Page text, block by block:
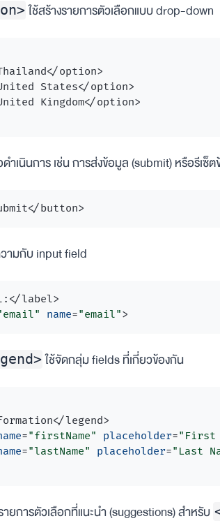
ใช้สร้างรายการตัวเลือกแบบ drop-down
</option>
States</option>
Kingdom</option>
ำเนินการ เช่น การส่งข้อมูล (submit) หรือรีเซ็
</button>
ามกับ input field
</label>
name="email">
ใช้จัดกลุ่ม fields ที่เกี่ยวข้องกัน
</legend>
="firstName" placeholder="First
="lastName" placeholder="Last
ยการตัวเลือกที่แนะนำ (suggestions) สำหรับ